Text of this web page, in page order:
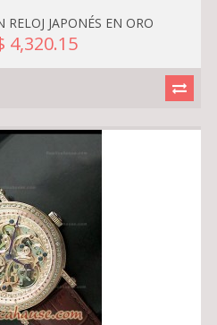
RELOJ JAPONÉS EN ORO
4,320.15